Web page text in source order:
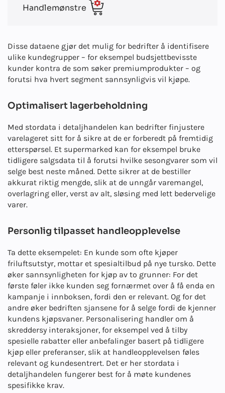
Handlemønstre
Disse dataene gjør det mulig for bedrifter å identifisere
ulike kundegrupper – for eksempel budsjettbevisste
kunder kontra de som søker premiumprodukter – og
forutsi hva hvert segment sannsynligvis vil kjøpe.
Optimalisert lagerbeholdning
Med stordata i detaljhandelen kan bedrifter finjustere
varelageret sitt for å sikre at de er forberedt på fremtidig
etterspørsel. Et supermarked kan for eksempel bruke
tidligere salgsdata til å forutsi hvilke sesongvarer som vil
selge best neste måned. Dette sikrer at de bestiller
akkurat riktig mengde, slik at de unngår varemangel,
overlagring eller, verst av alt, sløsing med lett bedervelige
varer.
Personlig tilpasset handleopplevelse
Ta dette eksempelet: En kunde som ofte kjøper
friluftsutstyr, mottar et spesialtilbud på nye tursko. Dette
øker sannsynligheten for kjøp av to grunner: For det
første føler ikke kunden seg fornærmet over å få enda en
kampanje i innboksen, fordi den er relevant. Og for det
andre øker bedriften sjansene for å selge fordi de kjenner
kundens kjøpsvaner. Personalisering handler om å
skreddersy interaksjoner, for eksempel ved å tilby
spesielle rabatter eller anbefalinger basert på tidligere
kjøp eller preferanser, slik at handleopplevelsen føles
relevant og kundesentrert. Det er her stordata i
detaljhandelen fungerer best for å møte kundenes
spesifikke krav.